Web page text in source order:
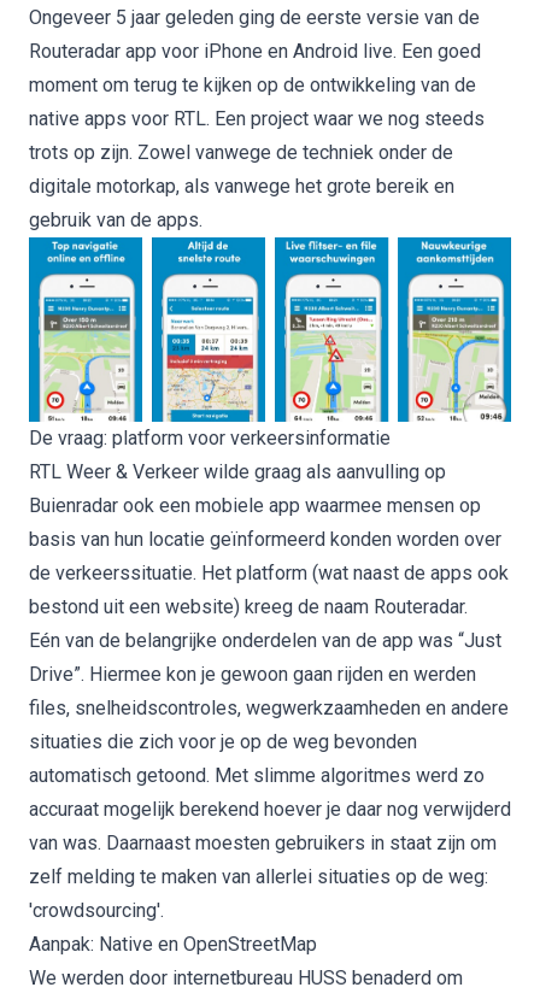
Ongeveer 5 jaar geleden ging de eerste versie van de
Routeradar app voor iPhone en Android live. Een goed
moment om terug te kijken op de ontwikkeling van de
native apps voor RTL. Een project waar we nog steeds
trots op zijn. Zowel vanwege de techniek onder de
digitale motorkap, als vanwege het grote bereik en
gebruik van de apps.
De vraag: platform voor verkeersinformatie
RTL Weer & Verkeer wilde graag als aanvulling op
Buienradar ook een mobiele app waarmee mensen op
basis van hun locatie geïnformeerd konden worden over
de verkeerssituatie. Het platform (wat naast de apps ook
bestond uit een website) kreeg de naam Routeradar.
Eén van de belangrijke onderdelen van de app was “Just
Drive”. Hiermee kon je gewoon gaan rijden en werden
files, snelheidscontroles, wegwerkzaamheden en andere
situaties die zich voor je op de weg bevonden
automatisch getoond. Met slimme algoritmes werd zo
accuraat mogelijk berekend hoever je daar nog verwijderd
van was. Daarnaast moesten gebruikers in staat zijn om
zelf melding te maken van allerlei situaties op de weg:
'crowdsourcing'.
Aanpak: Native en OpenStreetMap
We werden door internetbureau HUSS benaderd om